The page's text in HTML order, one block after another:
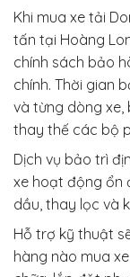
Khi mua xe tải
tấn tại Hoàng
chính sách bảo
chính. Thời gian
và từng dòng xe,
thay thế các bộ
Dịch vụ bảo trì
xe hoạt động ổn
dầu, thay lọc và
Hỗ trợ kỹ thuật
hàng nào mua